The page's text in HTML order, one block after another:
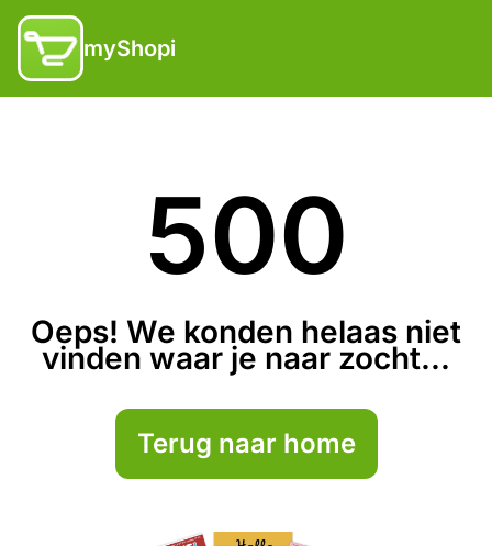
myShopi
500
Oeps! We konden helaas niet
vinden waar je naar zocht...
Terug naar home